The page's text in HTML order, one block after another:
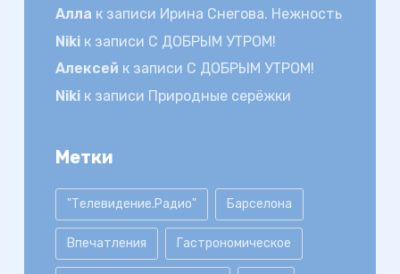
Алла к записи Ирина Снегова. Нежность
Nikiк записи С ДОБРЫМ УТРОМ!
Алексей к записи С ДОБРЫМ УТРОМ!
Nikiк записи Природные серёжки
Метки
"Телевидение.Радио" Барселона
Впечатления Гастрономическое